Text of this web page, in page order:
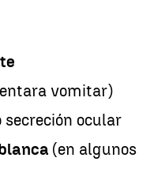
vomitar)
secreción ocular
(en algunos